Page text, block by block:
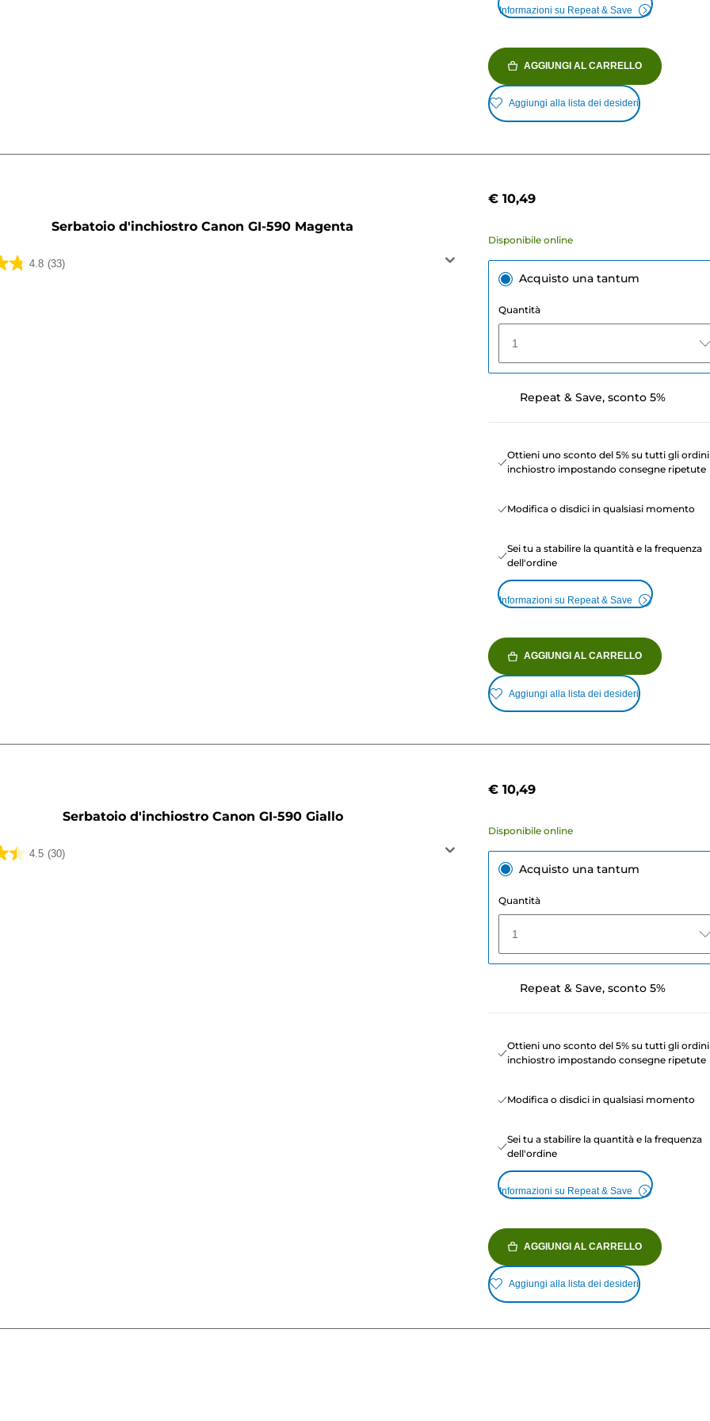
Informazioni su Repeat & Save
AGGIUNGI AL CARRELLO
Aggiungi alla lista dei desideri
Serbatoio d'inchiostro Canon GI-590 Magenta
4.8 (33)
€ 10,49
Disponibile online
Acquisto una tantum
Quantità
1
Repeat & Save, sconto 5%
Ottieni uno sconto del 5% su tutti gli
inchiostro impostando consegne ripetute
Modifica o disdici in qualsiasi momento
Sei tu a stabilire la quantità e la frequenza
dell'ordine
Informazioni su Repeat & Save
AGGIUNGI AL CARRELLO
Aggiungi alla lista dei desideri
Serbatoio d'inchiostro Canon GI-590 Giallo
4.5 (30)
€ 10,49
Disponibile online
Acquisto una tantum
Quantità
1
Repeat & Save, sconto 5%
Ottieni uno sconto del 5% su tutti gli
inchiostro impostando consegne ripetute
Modifica o disdici in qualsiasi momento
Sei tu a stabilire la quantità e la frequenza
dell'ordine
Informazioni su Repeat & Save
AGGIUNGI AL CARRELLO
Aggiungi alla lista dei desideri